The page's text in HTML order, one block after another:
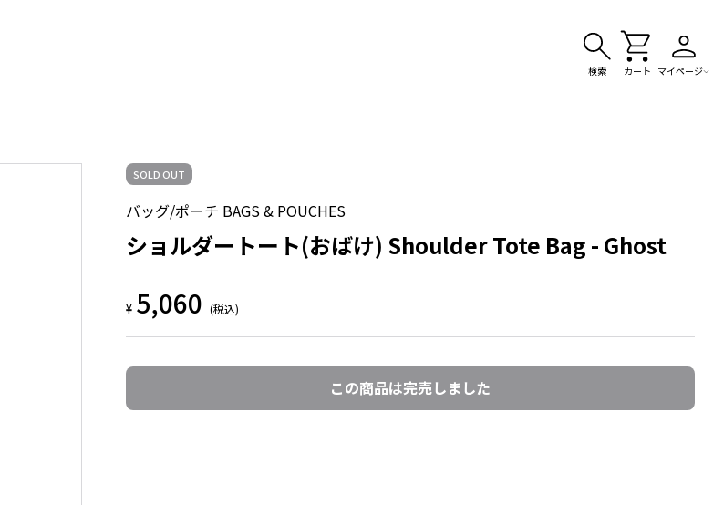
検索 カート マイページ
SOLD OUT
バッグ/ポーチ BAGS & POUCHES
ショルダートート(おばけ) Shoulder Tote Bag - Ghost
¥ 5,060 (税込)
この商品は完売しました